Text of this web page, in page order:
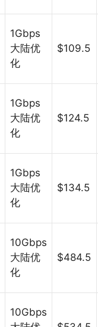
1Gbps
大陆优
化
$109.5
1Gbps
大陆优
化
$124.5
1Gbps
大陆优
化
$134.5
10Gbps
大陆优
化
$484.5
10Gbps